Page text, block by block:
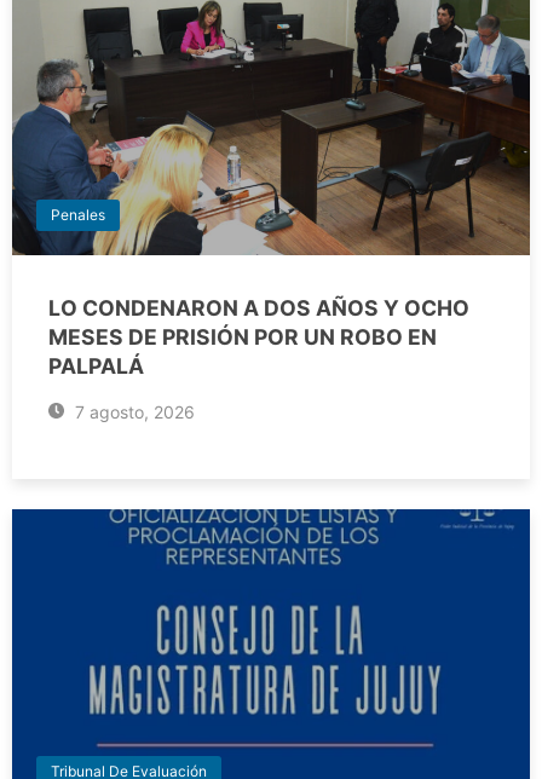
Penales
LO CONDENARON A DOS AÑOS Y OCHO
MESES DE PRISIÓN POR UN ROBO EN
PALPALÁ
7 agosto, 2026
Tribunal De Evaluación